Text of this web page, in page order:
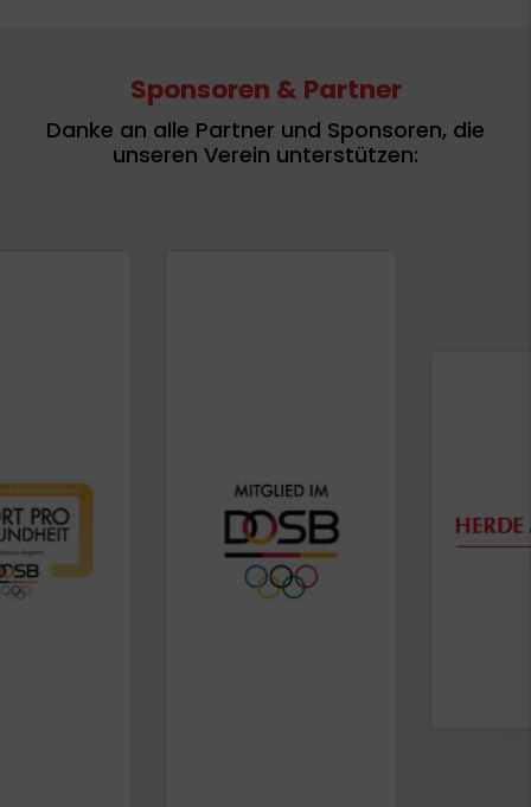
Sponsoren & Partner
Danke an alle Partner und Sponsoren, die
unseren Verein unterstützen: